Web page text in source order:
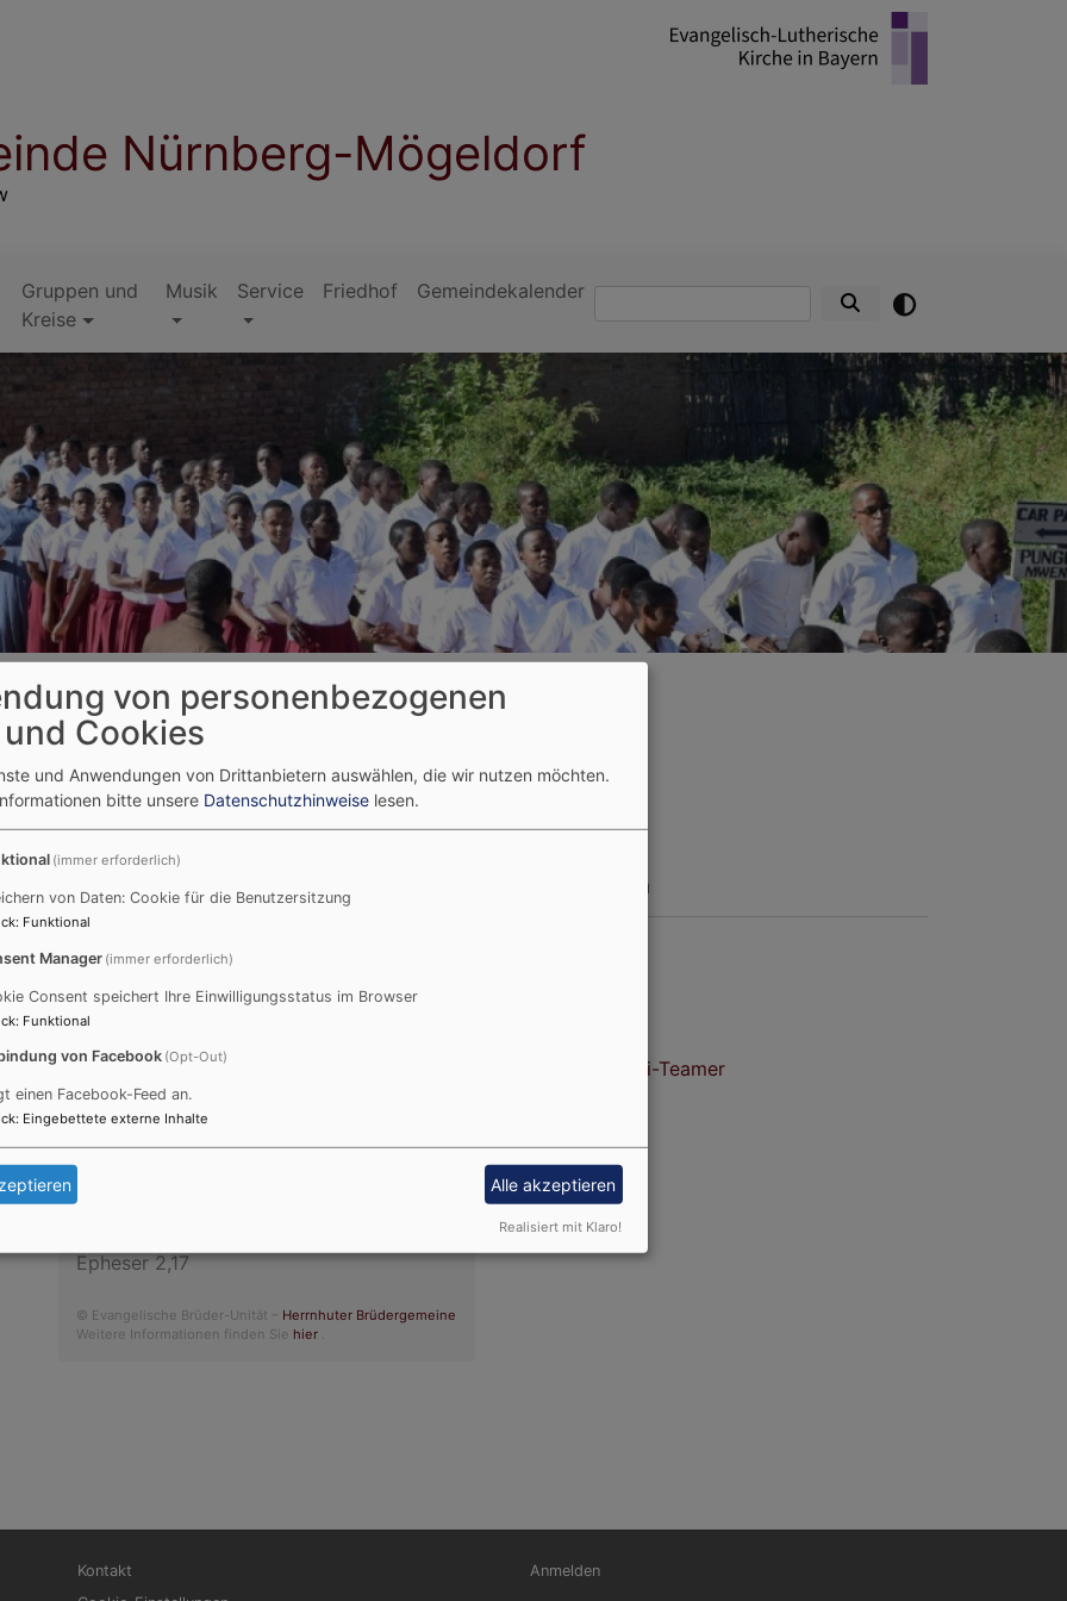
Nürnberg-Mögeldorf
Gruppen und
Kreise
Musik Service Friedhof GemeindekalenderSuche
Seminary
Tageslosung
Jauchze, du Tochter Zion! Frohlocke,
Israel! Freue dich und sei fröhlich von
ganzem Herzen, du Tochter Jerusalem!
Denn der HERR hat deine Strafe
Zefanja 3,14-15
Christus ist gekommen und hat im
ihr fern wart, und Frieden denen, die nahe
Epheser 2,17
© Evangelische Brüder-Unität – Herrnhuter Brüdergemeine
Weitere Informationen finden Sie hier .
Social Media
Instagram Konfi-Teamer
Fußbereichsmenü
Kontakt
Benutzermenü
Anmelden
von personenbezogenen
Cookies
und Anwendungen von Drittanbietern auswählen, die wir nutzen möchten.
bitte unsere Datenschutzhinweise lesen.
(immer erforderlich)
von Daten: Cookie für die Benutzersitzung
: Funktional
Manager (immer erforderlich)
Consent speichert Ihre Einwilligungsstatus im Browser
: Funktional
von Facebook (Opt-Out)
einen Facebook-Feed an.
: Eingebettete externe Inhalte
Alle akzeptieren
Realisiert mit Klaro!